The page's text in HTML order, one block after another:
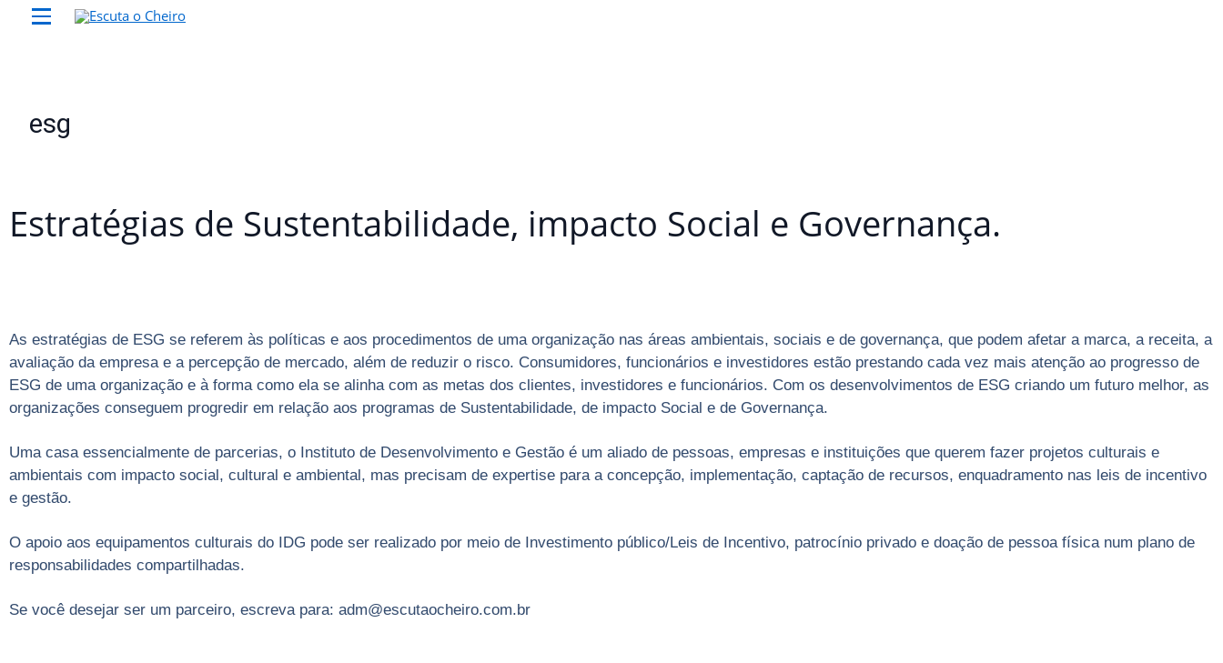
esg
Estratégias de Sustentabilidade, impacto Social e Governança.
As estratégias de ESG se referem às políticas e aos procedimentos de uma organização nas áreas ambientais, sociais e de governança, que podem afetar a marca, a receita, a
avaliação da empresa e a percepção de mercado, além de reduzir o risco. Consumidores, funcionários e investidores estão prestando cada vez mais atenção ao progresso de
ESG de uma organização e à forma como ela se alinha com as metas dos clientes, investidores e funcionários. Com os desenvolvimentos de ESG criando um futuro melhor, as
organizações conseguem progredir em relação aos programas de Sustentabilidade, de impacto Social e de Governança.
Uma casa essencialmente de parcerias, o Instituto de Desenvolvimento e Gestão é um aliado de pessoas, empresas e instituições que querem fazer projetos culturais e
ambientais com impacto social, cultural e ambiental, mas precisam de expertise para a concepção, implementação, captação de recursos, enquadramento nas leis de incentivo
e gestão.
O apoio aos equipamentos culturais do IDG pode ser realizado por meio de Investimento público/Leis de Incentivo, patrocínio privado e doação de pessoa física num plano de
responsabilidades compartilhadas.
Se você desejar ser um parceiro, escreva para: adm@escutaocheiro.com.br